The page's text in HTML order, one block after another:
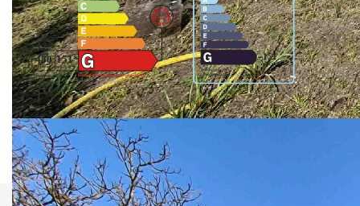
Logement à consommation énergétique excessive. : classe
G. Montant estimé des dépenses annuelles d'énergie pour
un usage standard entre 1980€ et 2690€. Pour la date de
référence 01/01/2021.